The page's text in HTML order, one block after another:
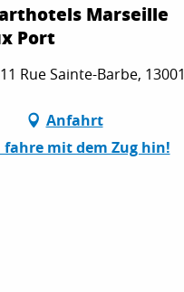
Marseille
Port
Rue Sainte-Barbe, 13001
Anfahrt
fahre mit dem Zug hin!